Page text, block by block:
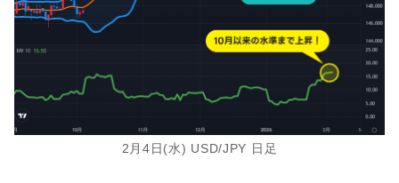
2月4日(水) USD/JPY 日足